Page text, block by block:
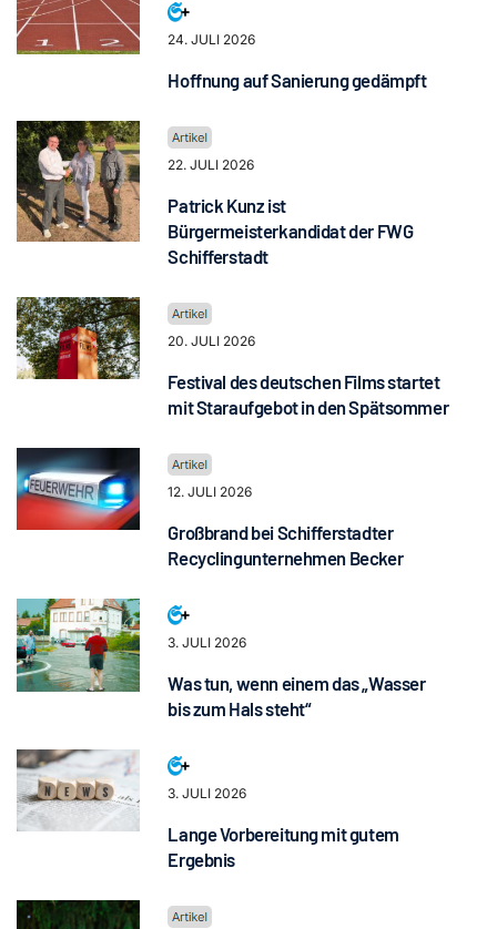
24. JULI 2026
Hoffnung auf Sanierung gedämpft
22. JULI 2026
Patrick Kunz ist
Bürgermeisterkandidat der FWG
Schifferstadt
20. JULI 2026
Festival des deutschen Films startet
mit Staraufgebot in den Spätsommer
12. JULI 2026
Großbrand bei Schifferstadter
Recyclingunternehmen Becker
3. JULI 2026
Was tun, wenn einem das „Wasser
bis zum Hals steht“
3. JULI 2026
Lange Vorbereitung mit gutem
Ergebnis